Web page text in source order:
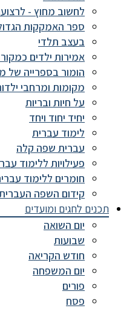
לחשוב מחוץ -
ספר האמקקות
בעצב תלדי
אמירות ילדים
הומור בספרייה של
מקומות ומרחבי
על חיות ובריות
יחיד יחוד ויחד
לימוד עברית
עברית שפה קלה
פעילויות ללימוד
חומרים ללימוד
קידום השפה
תכנים לחגים ומועדים
יום השואה
שבועות
חודש הקריאה
יום המשפחה
פורים
פסח